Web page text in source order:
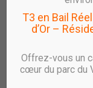
Si je reçois
d’échéance, je
Enquête SLS
T3 en Bail
d’Or –
Offrez-vous un
cœur du parc du